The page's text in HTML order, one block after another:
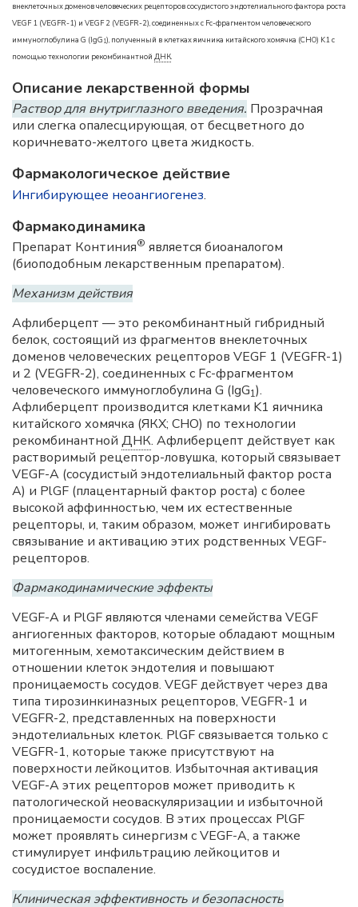
внеклеточных доменов человеческих рецепторов сосудистого эндотелиального фактора роста
VEGF 1 (VEGFR-1) и VEGF 2 (VEGFR-2), соединенных с Fc-фрагментом человеческого
иммуноглобулина G (IgG 1), полученный в клетках яичника китайского хомячка (CHO) K1 с
помощью технологии рекомбинантной ДНК.
Описание лекарственной формы
Раствор для внутриглазного введения. Прозрачная
или слегка опалесцирующая, от бесцветного до
коричневато-желтого цвета жидкость.
Фармакологическое действие
Ингибирующее неоангиогенез.
Фармакодинамика
Препарат Континия® является биоаналогом
(биоподобным лекарственным препаратом).
Механизм действия
Афлиберцепт — это рекомбинантный гибридный
белок, состоящий из фрагментов внеклеточных
доменов человеческих рецепторов VEGF 1 (VEGFR-1)
и 2 (VEGFR-2), соединенных с Fc-фрагментом
человеческого иммуноглобулина G (IgG1).
Афлиберцепт производится клетками K1 яичника
китайского хомячка (ЯКХ; CHO) по технологии
рекомбинантной ДНК. Афлиберцепт действует как
растворимый рецептор-ловушка, который связывает
VEGF-A (сосудистый эндотелиальный фактор роста
А) и PlGF (плацентарный фактор роста) с более
высокой аффинностью, чем их естественные
рецепторы, и, таким образом, может ингибировать
связывание и активацию этих родственных VEGF-
рецепторов.
Фармакодинамические эффекты
VEGF-A и PlGF являются членами семейства VEGF
ангиогенных факторов, которые обладают мощным
митогенным, хемотаксическим действием в
отношении клеток эндотелия и повышают
проницаемость сосудов. VEGF действует через два
типа тирозинкиназных рецепторов, VEGFR-1 и
VEGFR-2, представленных на поверхности
эндотелиальных клеток. PlGF связывается только с
VEGFR-1, которые также присутствуют на
поверхности лейкоцитов. Избыточная активация
VEGF-A этих рецепторов может приводить к
патологической неоваскуляризации и избыточной
проницаемости сосудов. В этих процессах PlGF
может проявлять синергизм с VEGF-A, а также
стимулирует инфильтрацию лейкоцитов и
сосудистое воспаление.
Клиническая эффективность и безопасность